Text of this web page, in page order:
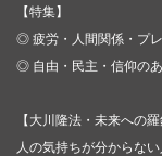
【特集】
◎ 疲労・人間関係・プ
◎ 自由・民主・信仰の
【大川隆法・未来への羅
人の気持ちが分からな